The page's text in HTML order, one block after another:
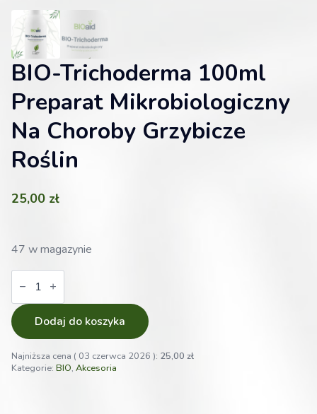
BIO-Trichoderma 100ml
Preparat Mikrobiologiczny
Na Choroby Grzybicze
Roślin
25,00 zł
47 w magazynie
ilość
BIO-
100ml
Preparat
Mikrobiologiczny
Na
Choroby
Grzybicze
Roślin
Dodaj do koszyka
Najniższa cena ( 03 czerwca 2026 ): 25,00 zł
Kategorie: BIO, Akcesoria